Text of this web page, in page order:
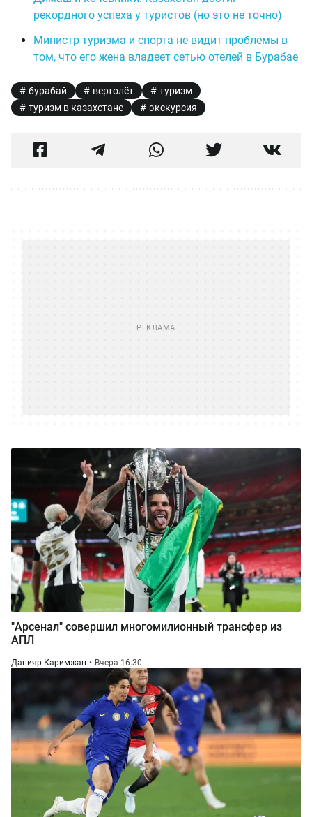
рекордного успеха у туристов (но это не точно)
Министр туризма и спорта не видит проблемы в
том, что его жена владеет сетью отелей в Бурабае
бурабай вертолёт
туризм
туризм в казахстане
экскурсия
"Арсенал" совершил многомилионный трансфер из
АПЛ
Данияр Каримжан Вчера 16:30